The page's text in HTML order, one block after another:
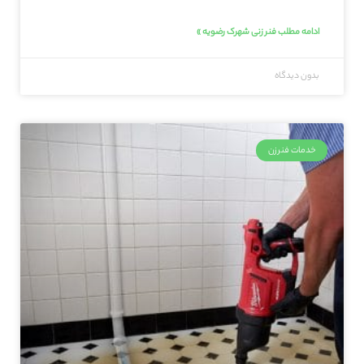
ادامه مطلب فنر زنی شهرک رضویه »
بدون دیدگاه
خدمات فنرزن